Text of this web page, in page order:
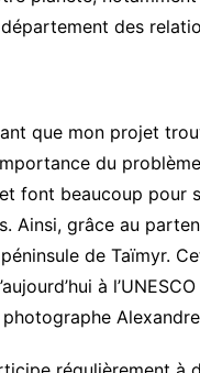
des
que mon projet
du
font beaucoup pour
Ainsi, grâce au
de Taïmyr.
à